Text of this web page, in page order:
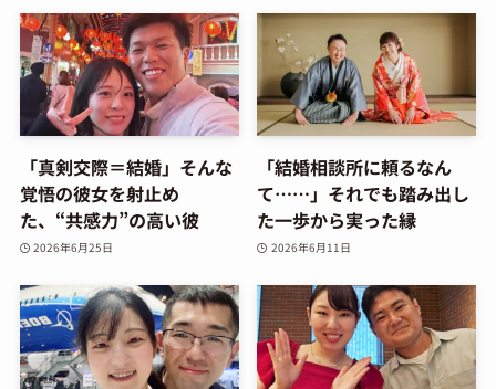
「真剣交際＝結婚」そんな
覚悟の彼女を射止め
た、“共感力”の高い彼
2026年6月25日
「結婚相談所に頼るなん
て……」それでも踏み出し
た一歩から実った縁
2026年6月11日